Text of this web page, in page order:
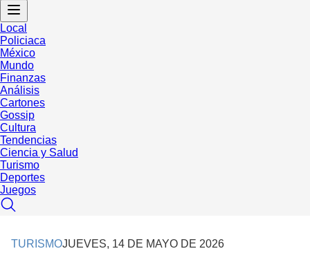
Local
Policiaca
México
Mundo
Finanzas
Análisis
Cartones
Gossip
Cultura
Tendencias
Ciencia y Salud
Turismo
Deportes
Juegos
TURISMOJUEVES, 14 DE MAYO DE 2026